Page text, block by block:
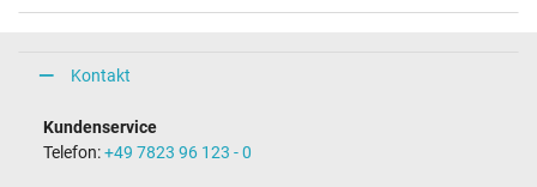
Kontakt
Kundenservice
Telefon:+49 7823 96 123 - 0